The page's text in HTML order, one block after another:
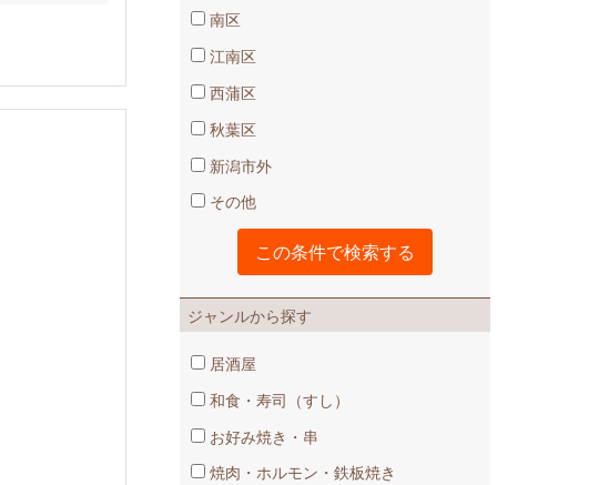
南区
江南区
西蒲区
秋葉区
新潟市外
その他
ジャンルから探す
居酒屋
和食・寿司（すし）
お好み焼き・串
焼肉・ホルモン・鉄板焼き